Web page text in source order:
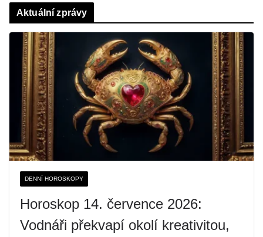
Aktuální zprávy
DENNÍ HOROSKOPY
Horoskop 14. července 2026:
Vodnáři překvapí okolí kreativitou,